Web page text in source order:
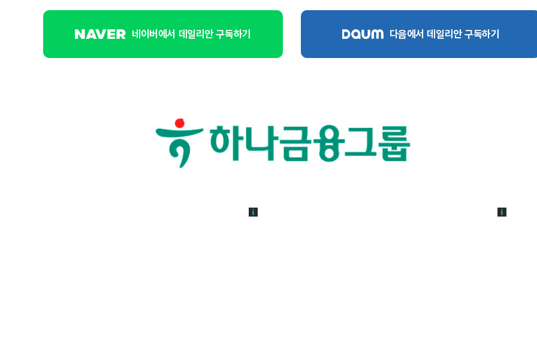
네이버에서 데일리안 구독하기 다음에서 데일리안 구독하기